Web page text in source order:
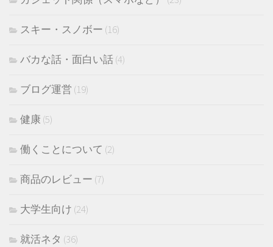
スキー・スノボー (16)
バカな話・面白い話(4)
ブログ運営 (19)
健康 (5)
働くことについて (2)
商品のレビュー (7)
大学生向け (24)
就活ネタ (36)